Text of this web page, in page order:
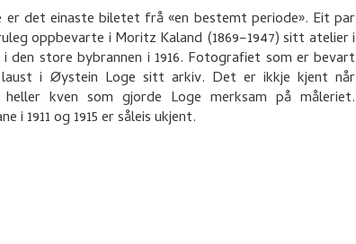
det einaste biletet frå «en bestemt periode». Eit par
oppbevarte i Moritz Kaland (1869–1947) sitt atelier i
den store bybrannen i 1916. Fotografiet som er bevart
i Øystein Loge sitt arkiv. Det er ikkje kjent når
kven som gjorde Loge merksam på måleriet.
i 1911 og 1915 er såleis ukjent.